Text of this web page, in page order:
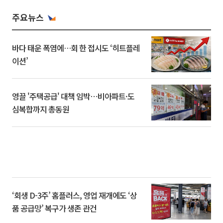
주요뉴스
바다 태운 폭염에…회 한 접시도 ‘히트플레
이션’
영끌 '주택공급' 대책 임박⋯비아파트·도
심복합까지 총동원
‘회생 D-3주’ 홈플러스, 영업 재개에도 ‘상
품 공급망’ 복구가 생존 관건